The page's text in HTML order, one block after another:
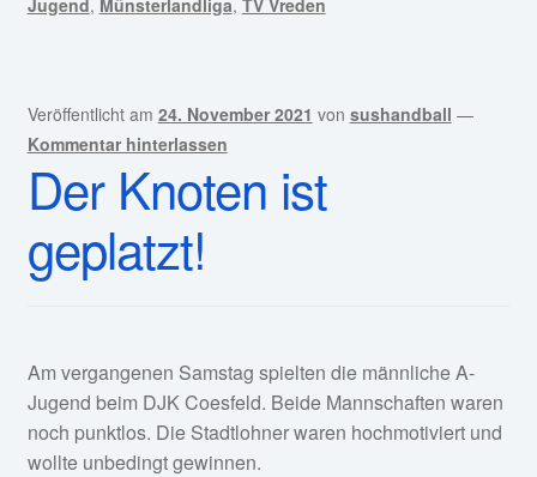
Veröffentlicht am 24. November 2021 von sushandball —
Kommentar hinterlassen
Der Knoten ist
geplatzt!
Am vergangenen Samstag spielten die männliche A-
Jugend beim DJK Coesfeld. Beide Mannschaften waren
noch punktlos. Die Stadtlohner waren hochmotiviert und
wollte unbedingt gewinnen.